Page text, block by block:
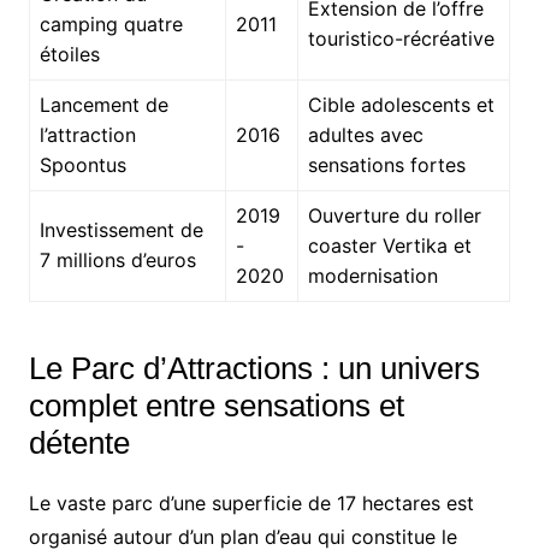
camping quatre
étoiles
2011
Extension de l’offre
touristico-récréative
Lancement de
l’attraction
Spoontus
2016
Cible adolescents et
adultes avec
sensations fortes
Investissement de
7 millions d’euros
2019
-
2020
Ouverture du roller
coaster Vertika et
modernisation
Le Parc d’Attractions : un univers
complet entre sensations et
détente
Le vaste parc d’une superficie de 17 hectares est
organisé autour d’un plan d’eau qui constitue le